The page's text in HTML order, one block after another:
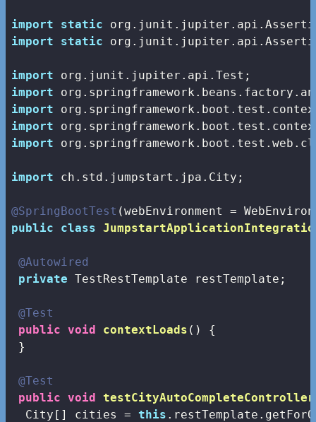
import
static
import
static
import
import
import
import
import
import ch.std.jumpstart.jpa.City;
@SpringBootTest
public
class
@Autowired
private TestRestTemplate restTemplate;
@Test
public void contextLoads ()
{
}
@Test
public void testCityAutoCompleteController
  City[] cities =
this